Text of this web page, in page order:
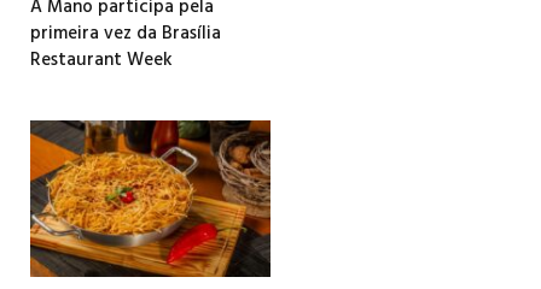
A Mano participa pela
primeira vez da Brasília
Restaurant Week